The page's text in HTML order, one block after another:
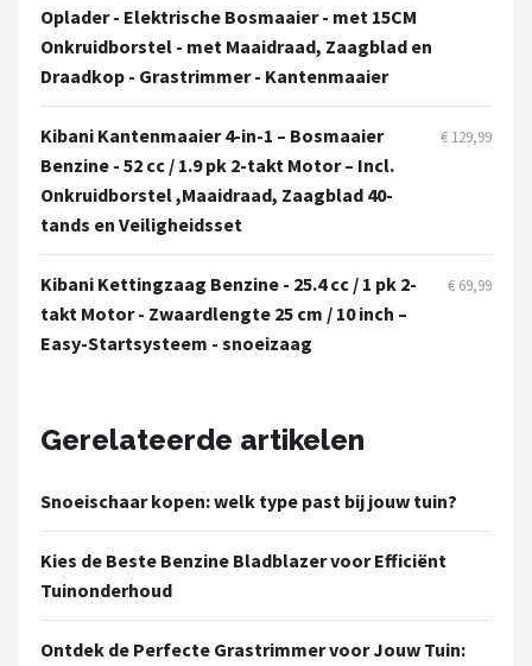
Oplader - Elektrische Bosmaaier - met 15CM
Onkruidborstel - met Maaidraad, Zaagblad en
Draadkop - Grastrimmer - Kantenmaaier
Kibani Kantenmaaier 4-in-1 – Bosmaaier
Benzine - 52 cc / 1.9 pk 2-takt Motor – Incl.
Onkruidborstel ,Maaidraad, Zaagblad 40-
tands en Veiligheidsset
€ 129,99
Kibani Kettingzaag Benzine - 25.4 cc / 1 pk 2-
takt Motor - Zwaardlengte 25 cm / 10 inch –
Easy-Startsysteem - snoeizaag
€ 69,99
Gerelateerde artikelen
Snoeischaar kopen: welk type past bij jouw tuin?
Kies de Beste Benzine Bladblazer voor Efficiënt
Tuinonderhoud
Ontdek de Perfecte Grastrimmer voor Jouw Tuin: